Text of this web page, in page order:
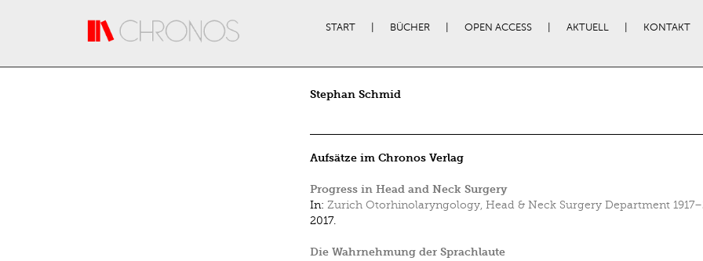
START BÜCHER OPEN ACCESS AKTUELL KONTAKT
Stephan Schmid
Aufsätze im Chronos Verlag
Progress in Head and Neck Surgery
In: Zurich Otorhinolaryngology, Head & Neck Surgery Department
2017.
Die Wahrnehmung der Sprachlaute